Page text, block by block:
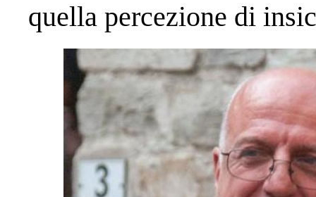
quella percezione di